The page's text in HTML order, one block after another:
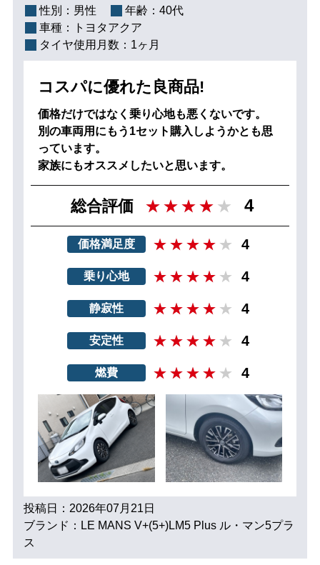
性別： 男性 年齢： 40代
車種：
トヨタアクア
タイヤ使用月数： 1ヶ月
コスパに優れた良商品!
価格だけではなく乗り心地も悪くないです。
別の車両用にもう1セット購入しようかとも思
っています。
家族にもオススメしたいと思います。
総合評価 4
価格満足度 4
乗り心地 4
静寂性 4
安定性 4
燃費 4
投稿日：2026年07月21日
ブランド：LE MANS V+(5+)LM5 Plus ル・マン5プラ
ス